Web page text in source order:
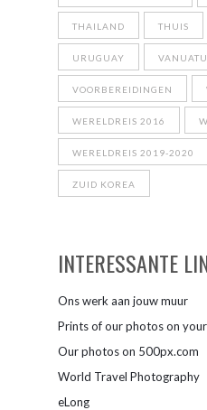
THAILAND THUIS
URUGUAY VANUATU
VOORBEREIDINGEN
WERELDREIS 2016
WERELDREIS 2019-2020
ZUID KOREA
INTERESSANTE
Ons werk aan jouw muur
Prints of our photos on
Our photos on 500px.com
World Travel Photography
eLong